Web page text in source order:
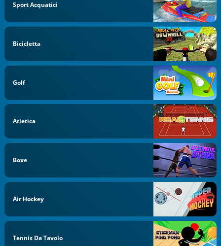
Sport Acquatici
Bicicletta
Golf
Atletica
Boxe
Air Hockey
Tennis Da Tavolo